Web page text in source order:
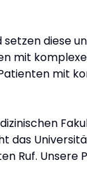
diese
mit
mit
das
Ruf.